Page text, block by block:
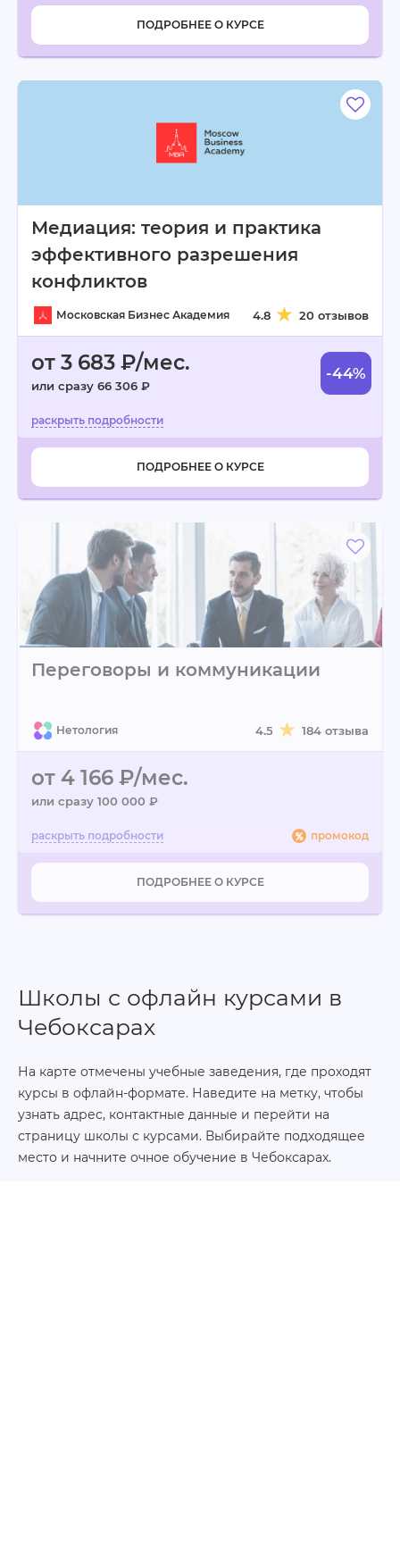
ПОДРОБНЕЕ О КУРСЕ
Медиация: теория и практика
эффективного разрешения
конфликтов
Московская Бизнес Академия 4.8 20 отзывов
от 3 683 ₽/мес.
или сразу 66 306 ₽
-44%
ПОДРОБНЕЕ О КУРСЕ
Переговоры и коммуникации
Нетология 4.5 184 отзыва
от 4 166 ₽/мес.
или сразу 100 000 ₽
промокод
ПОДРОБНЕЕ О КУРСЕ
Школы с офлайн курсами в
Чебоксарах
На карте отмечены учебные заведения, где проходят
курсы в офлайн-формате. Наведите на метку, чтобы
узнать адрес, контактные данные и перейти на
страницу школы с курсами. Выбирайте подходящее
место и начните очное обучение в Чебоксарах.